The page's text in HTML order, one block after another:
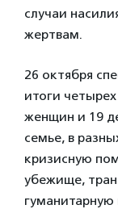
случаи
жертвам.
26 октября
итоги
женщин и 19
семье, в
кризисную
убежище,